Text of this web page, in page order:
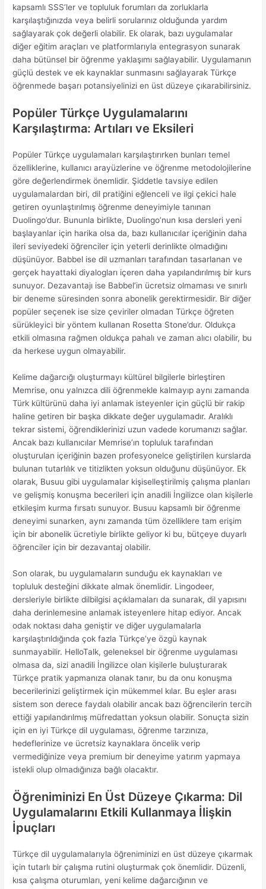
kapsamlı SSS’ler ve topluluk forumları da zorluklarla
karşılaştığınızda veya belirli sorularınız olduğunda yardım
sağlayarak çok değerli olabilir. Ek olarak, bazı uygulamalar
diğer eğitim araçları ve platformlarıyla entegrasyon sunarak
daha bütünsel bir öğrenme yaklaşımı sağlayabilir. Uygulamanın
güçlü destek ve ek kaynaklar sunmasını sağlayarak Türkçe
öğrenmede başarı potansiyelinizi en üst düzeye çıkarabilirsiniz.
Popüler Türkçe Uygulamalarını
Karşılaştırma: Artıları ve Eksileri
Popüler Türkçe uygulamaları karşılaştırırken bunları temel
özelliklerine, kullanıcı arayüzlerine ve öğrenme metodolojilerine
göre değerlendirmek önemlidir. Şiddetle tavsiye edilen
uygulamalardan biri, dil pratiğini eğlenceli ve ilgi çekici hale
getiren oyunlaştırılmış öğrenme deneyimiyle tanınan
Duolingo’dur. Bununla birlikte, Duolingo’nun kısa dersleri yeni
başlayanlar için harika olsa da, bazı kullanıcılar içeriğinin daha
ileri seviyedeki öğrenciler için yeterli derinlikte olmadığını
düşünüyor. Babbel ise dil uzmanları tarafından tasarlanan ve
gerçek hayattaki diyalogları içeren daha yapılandırılmış bir kurs
sunuyor. Dezavantajı ise Babbel’in ücretsiz olmaması ve sınırlı
bir deneme süresinden sonra abonelik gerektirmesidir. Bir diğer
popüler seçenek ise size çeviriler olmadan Türkçe öğreten
sürükleyici bir yöntem kullanan Rosetta Stone’dur. Oldukça
etkili olmasına rağmen oldukça pahalı ve zaman alıcı olabilir, bu
da herkese uygun olmayabilir.
Kelime dağarcığı oluşturmayı kültürel bilgilerle birleştiren
Memrise, onu yalnızca dili öğrenmekle kalmayıp aynı zamanda
Türk kültürünü daha iyi anlamak isteyenler için güçlü bir rakip
haline getiren bir başka dikkate değer uygulamadır. Aralıklı
tekrar sistemi, öğrendiklerinizi uzun vadede korumanızı sağlar.
Ancak bazı kullanıcılar Memrise’ın topluluk tarafından
oluşturulan içeriğinin bazen profesyonelce geliştirilen kurslarda
bulunan tutarlılık ve titizlikten yoksun olduğunu düşünüyor. Ek
olarak, Busuu gibi uygulamalar kişiselleştirilmiş çalışma planları
ve gelişmiş konuşma becerileri için anadili İngilizce olan kişilerle
etkileşim kurma fırsatı sunuyor. Busuu kapsamlı bir öğrenme
deneyimi sunarken, aynı zamanda tüm özelliklere tam erişim
için bir abonelik ücretiyle birlikte geliyor ki bu, bütçeye duyarlı
öğrenciler için bir dezavantaj olabilir.
Son olarak, bu uygulamaların sunduğu ek kaynakları ve
topluluk desteğini dikkate almak önemlidir. Lingodeer,
dersleriyle birlikte dilbilgisi açıklamaları da sunarak, dil yapısını
daha derinlemesine anlamak isteyenlere hitap ediyor. Ancak
odak noktası daha geniştir ve diğer uygulamalarla
karşılaştırıldığında çok fazla Türkçe’ye özgü kaynak
sunmayabilir. HelloTalk, geleneksel bir öğrenme uygulaması
olmasa da, sizi anadili İngilizce olan kişilerle buluşturarak
Türkçe pratik yapmanıza olanak tanır, bu da onu konuşma
becerilerinizi geliştirmek için mükemmel kılar. Bu eşler arası
sistem son derece faydalı olabilir ancak bazı öğrencilerin tercih
ettiği yapılandırılmış müfredattan yoksun olabilir. Sonuçta sizin
için en iyi Türkçe dil uygulaması, öğrenme tarzınıza,
hedeflerinize ve ücretsiz kaynaklara öncelik verip
vermediğinize veya premium bir deneyime yatırım yapmaya
istekli olup olmadığınıza bağlı olacaktır.
Öğreniminizi En Üst Düzeye Çıkarma: Dil
Uygulamalarını Etkili Kullanmaya İlişkin
İpuçları
Türkçe dil uygulamalarıyla öğreniminizi en üst düzeye çıkarmak
için tutarlı bir çalışma rutini oluşturmak çok önemlidir. Düzenli,
kısa çalışma oturumları, yeni kelime dağarcığının ve